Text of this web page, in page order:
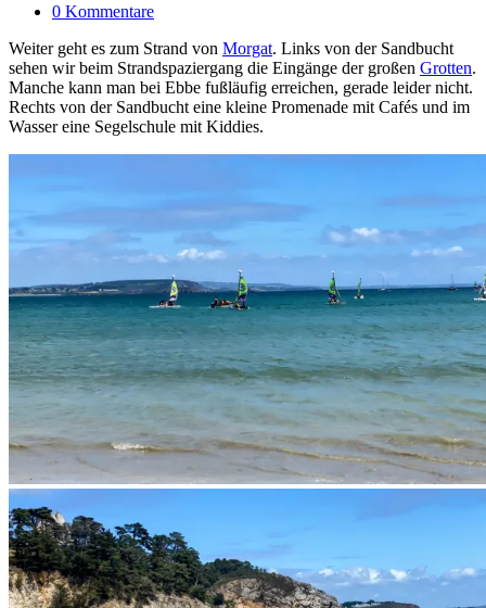
0 Kommentare
Weiter geht es zum Strand von Morgat. Links von der Sandbucht
sehen wir beim Strandspaziergang die Eingänge der großen Grotten.
Manche kann man bei Ebbe fußläufig erreichen, gerade leider nicht.
Rechts von der Sandbucht eine kleine Promenade mit Cafés und im
Wasser eine Segelschule mit Kiddies.